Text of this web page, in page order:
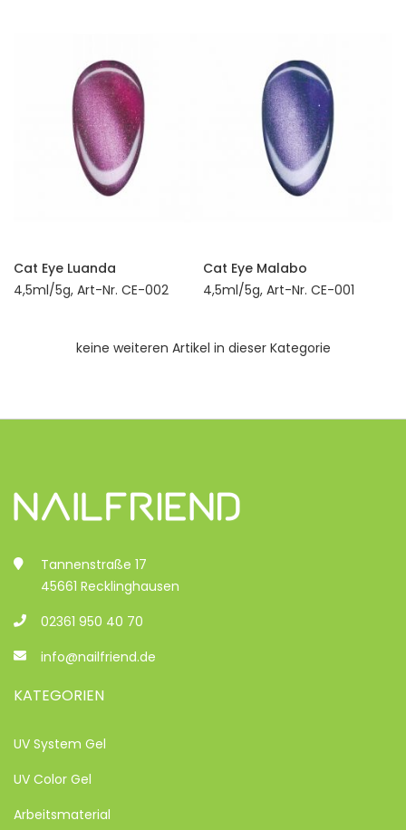
Cat Eye Luanda
4,5ml/5g, Art-Nr. CE-002
Cat Eye Malabo
4,5ml/5g, Art-Nr. CE-001
keine weiteren Artikel in dieser Kategorie
Tannenstraße 17
45661 Recklinghausen
02361 950 40 70
info@nailfriend.de
KATEGORIEN
UV System Gel
UV Color Gel
Arbeitsmaterial